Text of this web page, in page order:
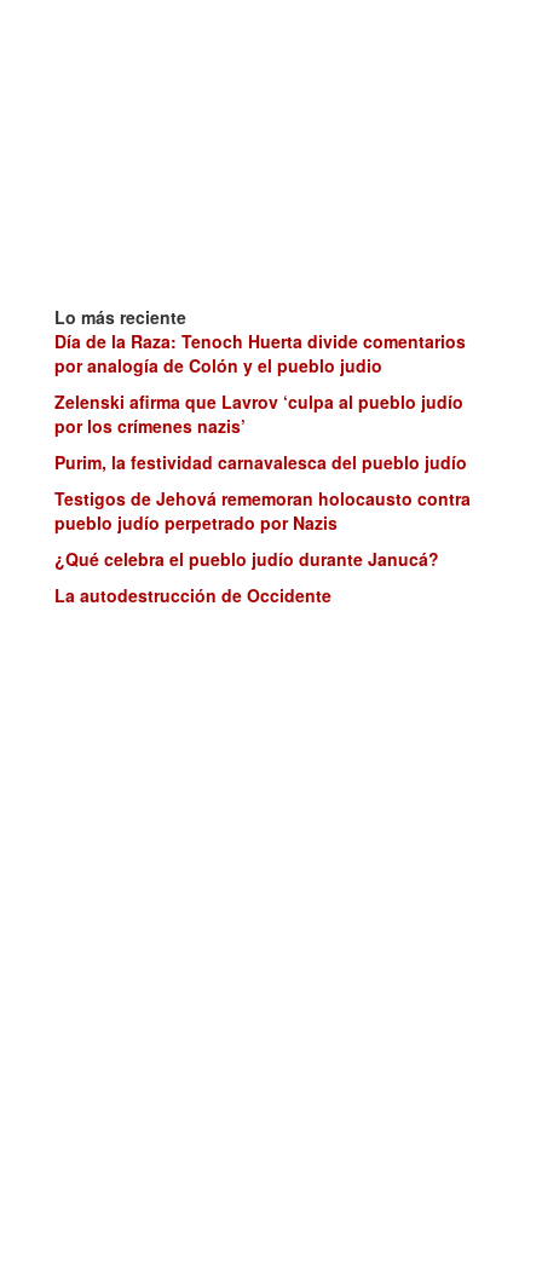
Lo más reciente
Día de la Raza: Tenoch Huerta divide comentarios
por analogía de Colón y el pueblo judio
Zelenski afirma que Lavrov ‘culpa al pueblo judío
por los crímenes nazis’
Purim, la festividad carnavalesca del pueblo judío
Testigos de Jehová rememoran holocausto contra
pueblo judío perpetrado por Nazis
¿Qué celebra el pueblo judío durante Janucá?
La autodestrucción de Occidente